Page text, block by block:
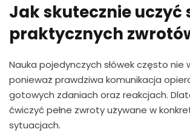
Jak skutecznie uczyć
praktycznych
Nauka pojedynczych słówek często nie
ponieważ prawdziwa komunikacja
gotowych zdaniach oraz reakcjach.
ćwiczyć pełne zwroty używane w
sytuacjach.